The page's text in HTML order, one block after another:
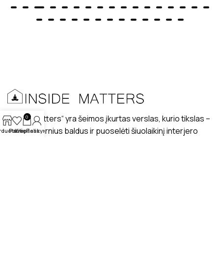
„Inside matters“ yra šeimos įkurtas verslas, kurio tikslas –
kurti modernius baldus ir puoselėti šiuolaikinį interjero
Patikę
0
Krepšelis
Paskyra